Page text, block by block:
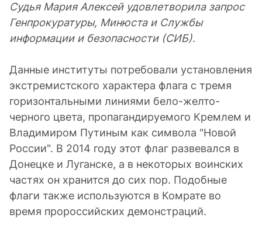
Судья Мария Алексей удовлетворила запрос
Генпрокуратуры, Минюста и Службы
информации и безопасности (СИБ).
Данные институты потребовали установления
экстремистского характера флага с тремя
горизонтальными линиями бело-желто-
черного цвета, пропагандируемого Кремлем и
Владимиром Путиным как символа "Новой
России". В 2014 году этот флаг развевался в
Донецке и Луганске, а в некоторых воинских
частях он хранится до сих пор. Подобные
флаги также используются в Комрате во
время пророссийских демонстраций.